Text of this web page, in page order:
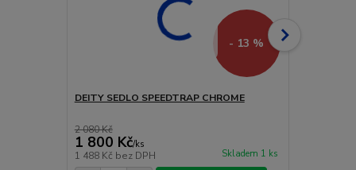
- 13 %
DEITY SEDLO SPEEDTRAP CHROME
2 080 Kč
1 800 Kč/ks
1 488 Kč bez DPH Skladem 1 ks